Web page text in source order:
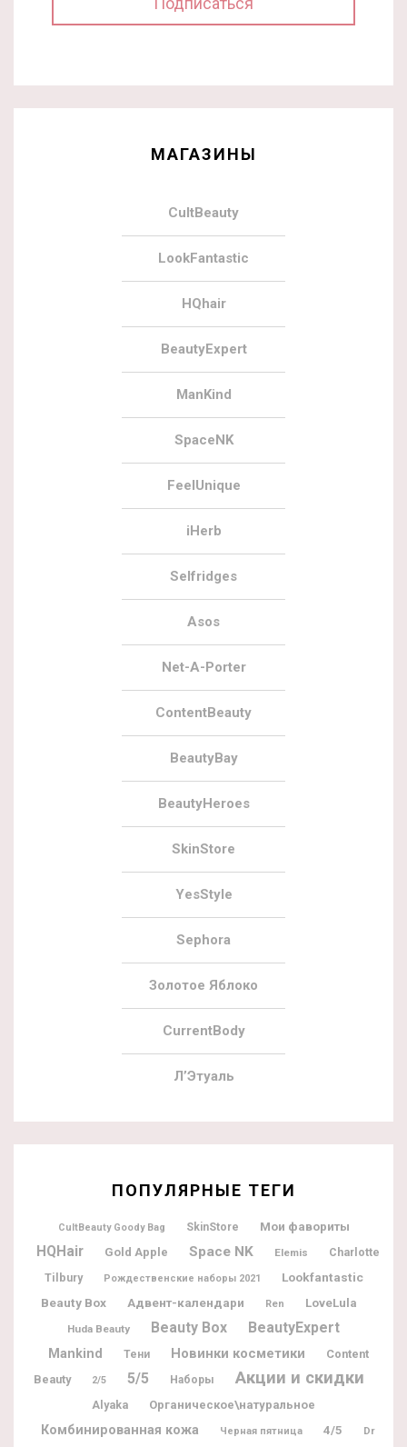
МАГАЗИНЫ
CultBeauty
LookFantastic
HQhair
BeautyExpert
ManKind
SpaceNK
FeelUnique
iHerb
Selfridges
Asos
Net-A-Porter
ContentBeauty
BeautyBay
BeautyHeroes
SkinStore
YesStyle
Sephora
Золотое Яблоко
CurrentBody
Л’Этуаль
ПОПУЛЯРНЫЕ ТЕГИ
CultBeauty Goody Bag SkinStore Мои фавориты
HQHair Gold Apple Space NK Elemis
Charlotte
Tilbury
Рождественские наборы 2021
Lookfantastic
Beauty Box
Адвент-календари Ren LoveLula
Huda Beauty Beauty Box BeautyExpert
Mankind Тени Новинки косметики
Content
Beauty
2/5 5/5 Наборы Акции и скидки
Alyaka Органическое\натуральное
Комбинированная кожа Черная пятница 4/5
Dr